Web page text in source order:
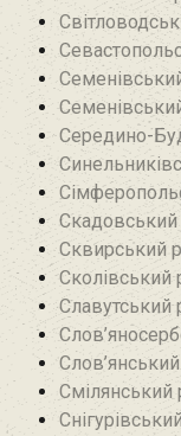
Середино-
Скадовський
Сквирський
Сколівський
Славутський
Смілянський